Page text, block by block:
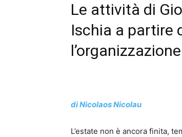
Le attività di
Ischia a partire
di Nicolaos Nicolau
L’estate non è ancora finita,